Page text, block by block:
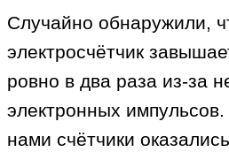
Случайно обнаружили,
электросчётчик
ровно в два раза из-за
электронных
нами счётчики